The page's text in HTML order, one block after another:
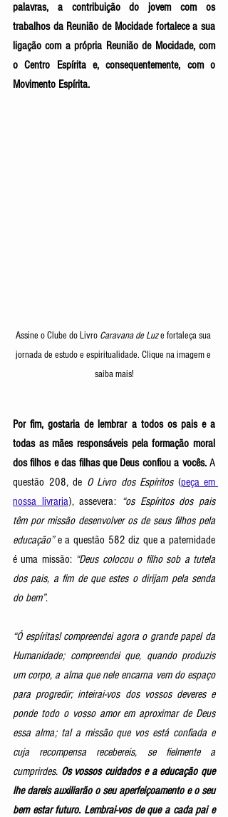
palavras, a contribuição do jovem com os
trabalhos da Reunião de Mocidade fortalece a sua
ligação com a própria Reunião de Mocidade, com
o Centro Espírita e, consequentemente, com o
Movimento Espírita.
Assine o Clube do Livro Caravana de Luz e fortaleça sua
jornada de estudo e espiritualidade. Clique na imagem e
saiba mais!
Por fim, gostaria de lembrar a todos os pais e a
todas as mães responsáveis pela formação moral
dos filhos e das filhas que Deus confiou a vocês. A
questão 208, de O Livro dos Espíritos (peça em
nossa livraria), assevera: “os Espíritos dos pais
têm por missão desenvolver os de seus filhos pela
educação” e a questão 582 diz que a paternidade
é uma missão: “Deus colocou o filho sob a tutela
dos pais, a fim de que estes o dirijam pela senda
do bem”.
“Ó espíritas! compreendei agora o grande papel da
Humanidade; compreendei que, quando produzis
um corpo, a alma que nele encarna vem do espaço
para progredir; inteirai-vos dos vossos deveres e
ponde todo o vosso amor em aproximar de Deus
essa alma; tal a missão que vos está confiada e
cuja recompensa recebereis, se fielmente a
cumprirdes. Os vossos cuidados e a educação que
lhe dareis auxiliarão o seu aperfeiçoamento e o seu
bem estar futuro. Lembrai-vos de que a cada pai e